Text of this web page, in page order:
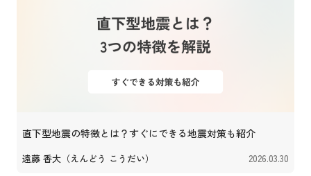
直下型地震の特徴とは？すぐにできる地震対策も紹介
遠藤 香大（えんどう こうだい） 2026.03.30